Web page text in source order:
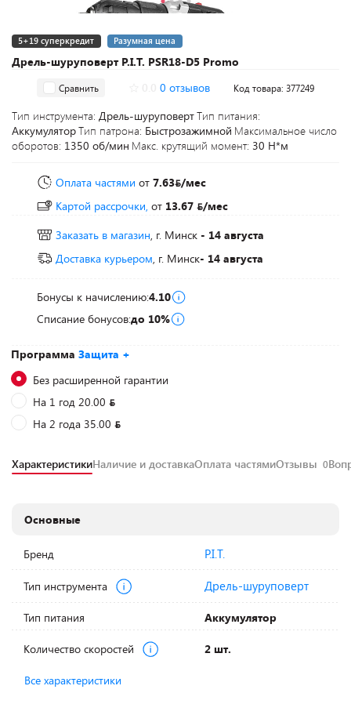
Дрель-шуруповерт P.I.T. PSR18-D5 Promo
5+19 суперкредит Разумная цена
Программа Защита +
Без расширенной гарантии
На 1 год 20.00
На 2 года 35.00
Сравнить 0 отзывов Код товара: 377249
Тип инструмента: Дрель-шуруповертТип питания:
АккумуляторТип патрона: Быстрозажимной Максимальное число
оборотов: 1350 об/мин Макс. крутящий момент: 30 Н*м
Оплата частями от 7.63 /мес
Картой рассрочки, от 13.67
/мес
Заказать в магазин, г. Минск - 14 августа
Доставка курьером, г. Минск- 14 августа
Бонусы к начислению:4.10
Списание бонусов:до 10%
ХарактеристикиНаличие и доставкаОплата частямиОтзывы 0
Основные
Бренд P.I.T.
Тип инструмента Дрель-шуруповерт
Тип питания Аккумулятор
Количество скоростей 2 шт.
Все характеристики